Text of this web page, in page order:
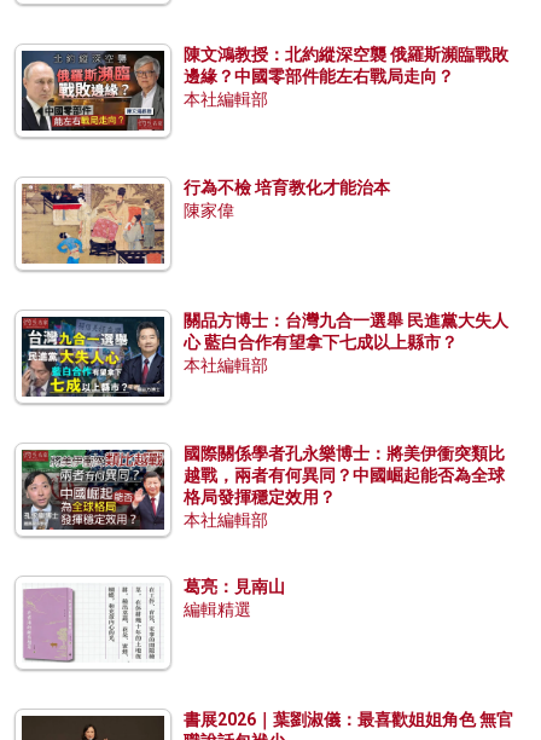
陳文鴻教授：北約縱深空襲 俄羅斯瀕臨戰敗
邊緣？中國零部件能左右戰局走向？
本社編輯部
行為不檢 培育教化才能治本
陳家偉
關品方博士：台灣九合一選舉 民進黨大失人
心 藍白合作有望拿下七成以上縣市？
本社編輯部
國際關係學者孔永樂博士：將美伊衝突類比
越戰，兩者有何異同？中國崛起能否為全球
格局發揮穩定效用？
本社編輯部
葛亮：見南山
編輯精選
書展2026｜葉劉淑儀：最喜歡姐姐角色 無官